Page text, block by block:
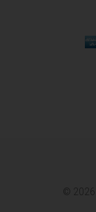
© 2026.